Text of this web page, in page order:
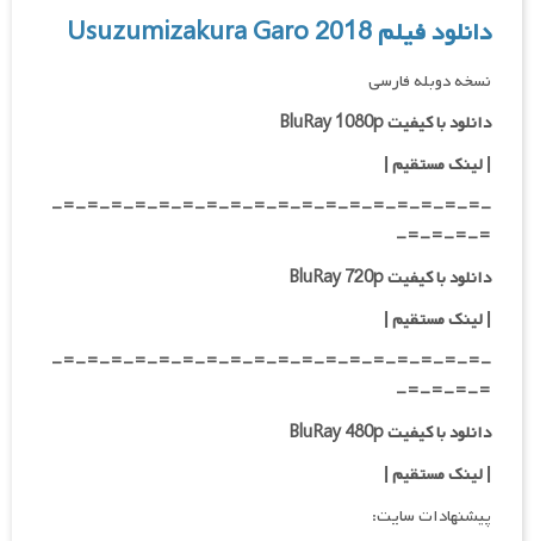
دانلود فیلم Usuzumizakura Garo 2018
نسخه دوبله فارسی
دانلود با کیفیت BluRay 1080p
|لینک مستقیم |
-=-=-=-=-=-=-=-=-=-=-=-=-=-=-=-=-=-=-
=-=-=-=-
دانلود با کیفیت BluRay 720p
| لینک مستقیم |
-=-=-=-=-=-=-=-=-=-=-=-=-=-=-=-=-=-=-
=-=-=-=-
دانلود با کیفیت BluRay 480p
| لینک مستقیم |
پیشنهادات سایت: